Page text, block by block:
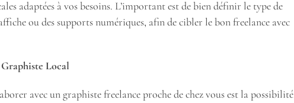
adaptées à vos besoins. L’important est de bien définir le type de
ou des supports numériques, afin de cibler le bon freelance avec
Local
avec un graphiste freelance proche de chez vous est la possibilité